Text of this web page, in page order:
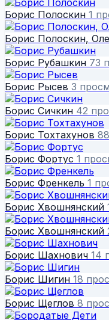
Борис Полоскин 1
Борис Полоскин,
Борис Рубашкин 73
Борис Рысев 3
Борис Сичкин 42
Борис Тохтахунов
Борис Фортус 1
Борис Френкель 1
Борис Хвошнянский
Борис Хвошнянский
Борис Шахнович 14
Борис Шигин 18
Борис Щеглов 8